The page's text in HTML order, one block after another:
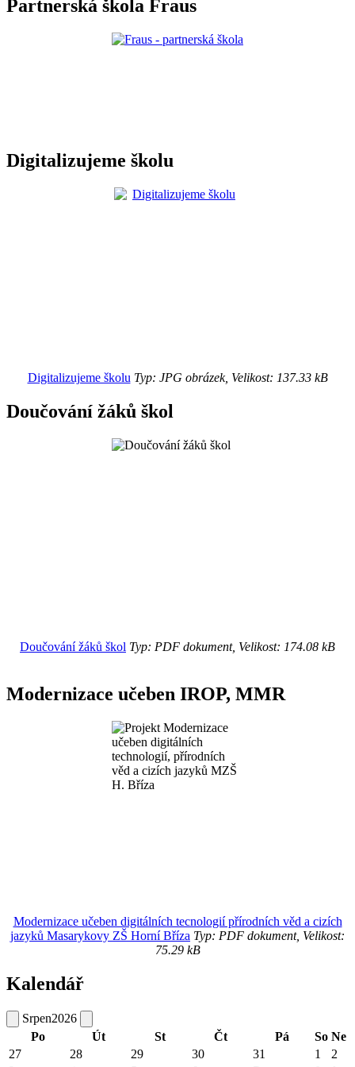
Partnerská škola Fraus
Digitalizujeme školu
Digitalizujeme školu Typ: JPG obrázek, Velikost: 137.33 kB
Doučování žáků škol
Doučování žáků škol Typ: PDF dokument, Velikost: 174.08 kB
Modernizace učeben IROP, MMR
Modernizace učeben digitálních tecnologií přírodních věd a cizích
jazyků Masarykovy ZŠ Horní Bříza Typ: PDF dokument, Velikost:
75.29 kB
Kalendář
Srpen2026
Po
Út St Čt Pá So Ne
27
28 29 30 31 1
2